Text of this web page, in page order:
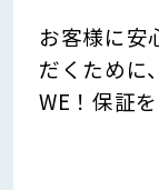
お客様に安
だくために
WE！保証